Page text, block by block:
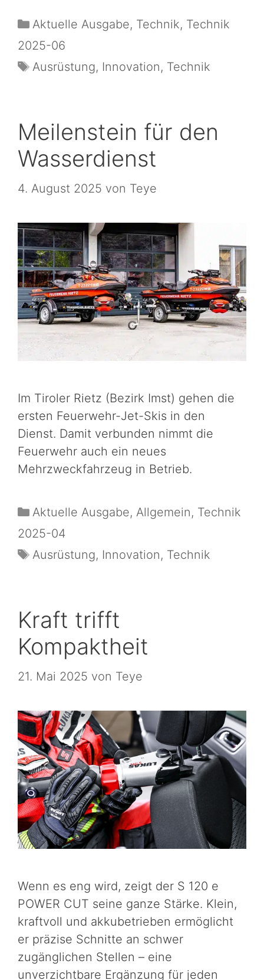
Aktuelle Ausgabe, Technik, Technik
2025-06
Ausrüstung, Innovation, Technik
Meilenstein für den
Wasserdienst
4. August 2025 von Teye
Im Tiroler Rietz (Bezirk Imst) gehen die
ersten Feuerwehr-Jet-Skis in den
Dienst. Damit verbunden nimmt die
Feuerwehr auch ein neues
Mehrzweckfahrzeug in Betrieb.
Aktuelle Ausgabe, Allgemein, Technik
2025-04
Ausrüstung, Innovation, Technik
Kraft trifft
Kompaktheit
21. Mai 2025 von Teye
Wenn es eng wird, zeigt der S 120 e
POWER CUT seine ganze Stärke. Klein,
kraftvoll und akkubetrieben ermöglicht
er präzise Schnitte an schwer
zugänglichen Stellen – eine
unverzichtbare Ergänzung für jeden